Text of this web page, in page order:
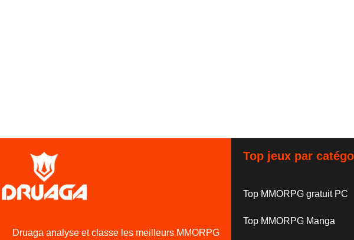
Druaga analyse et classe les meilleurs MMORPG
Top jeux par
Top MMORPG gratuit PC
Top MMORPG Manga